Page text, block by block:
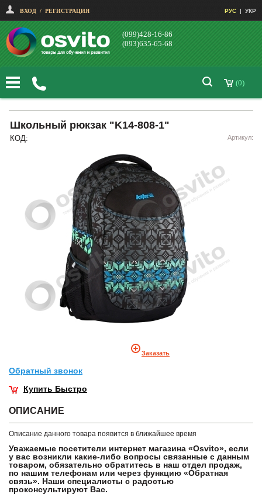
ВХОД / РЕГИСТРАЦИЯ РУС | УКР
(099)428-16-86
(093)635-65-68
(0)
Школьный рюкзак "K14-808-1"
КОД: Артикул:
Заказать
Обратный звонок
Купить Быстро
ОПИСАНИЕ
Описание данного товара появится в ближайшее время
Уважаемые посетители интернет магазина «Osvito», если
у вас возникли какие-либо вопросы связанные с данным
товаром, обязательно обратитесь в наш отдел продаж,
по нашим телефонам или через функцию «Обратная
связь». Наши специалисты с радостью
проконсультируют Вас.